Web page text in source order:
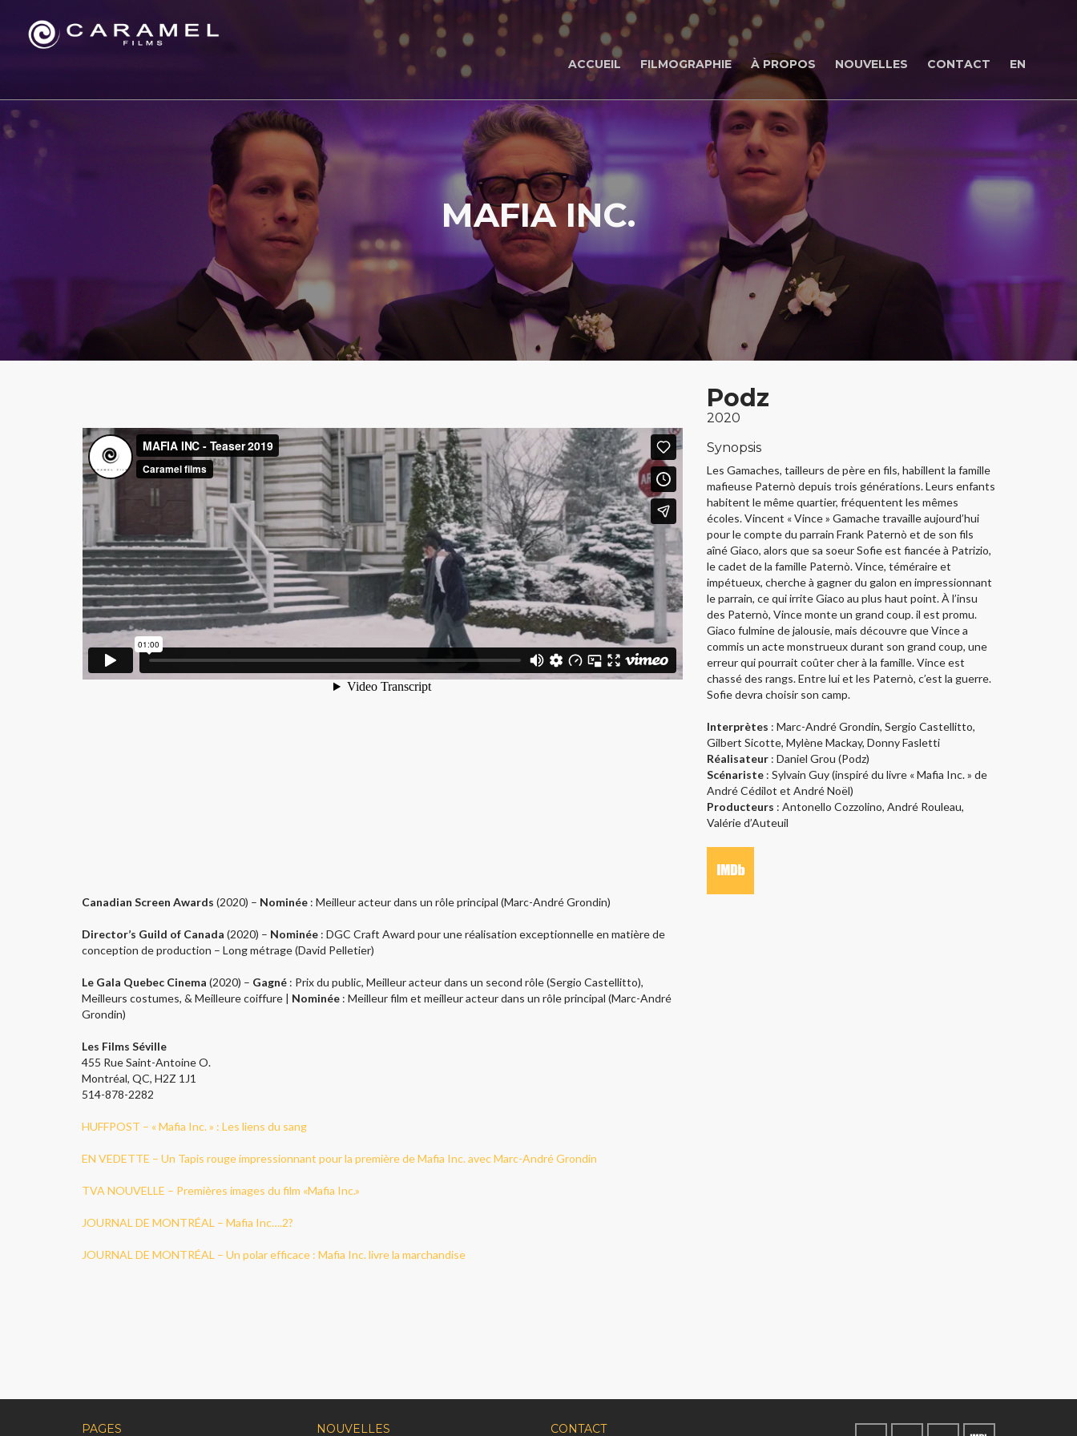
ACCUEIL FILMOGRAPHIE À PROPOS NOUVELLES CONTACT EN
MAFIA INC.
Podz
2020
Synopsis
Les Gamaches, tailleurs de père en fils, habillent la famille
mafieuse Paternò depuis trois générations. Leurs enfants
habitent le même quartier, fréquentent les mêmes
écoles. Vincent « Vince » Gamache travaille aujourd’hui
pour le compte du parrain Frank Paternò et de son fils
aîné Giaco, alors que sa soeur Sofie est fiancée à Patrizio,
le cadet de la famille Paternò. Vince, téméraire et
impétueux, cherche à gagner du galon en impressionnant
le parrain, ce qui irrite Giaco au plus haut point. À l’insu
des Paternò, Vince monte un grand coup. il est promu.
Giaco fulmine de jalousie, mais découvre que Vince a
commis un acte monstrueux durant son grand coup, une
erreur qui pourrait coûter cher à la famille. Vince est
chassé des rangs. Entre lui et les Paternò, c’est la guerre.
Sofie devra choisir son camp.
Interprètes : Marc-André Grondin, Sergio Castellitto,
Gilbert Sicotte, Mylène Mackay, Donny Fasletti
Réalisateur : Daniel Grou (Podz)
Scénariste : Sylvain Guy (inspiré du livre « Mafia Inc. » de
André Cédilot et André Noël)
Producteurs : Antonello Cozzolino, André Rouleau,
Valérie d’Auteuil
Canadian Screen Awards (2020) – Nominée : Meilleur acteur dans un rôle principal (Marc-André Grondin)
Director’s Guild of Canada (2020) – Nominée : DGC Craft Award pour une réalisation exceptionnelle en matière de
conception de production – Long métrage (David Pelletier)
Le Gala Quebec Cinema (2020) – Gagné : Prix ​​du public, Meilleur acteur dans un second rôle (Sergio Castellitto),
Meilleurs costumes, & Meilleure coiffure | Nominée : Meilleur film et meilleur acteur dans un rôle principal (Marc-André
Grondin)
Les Films Séville
455 Rue Saint-Antoine O.
Montréal, QC, H2Z 1J1
514-878-2282
HUFFPOST – « Mafia Inc. » : Les liens du sang
EN VEDETTE – Un Tapis rouge impressionnant pour la première de Mafia Inc. avec Marc-André Grondin
TVA NOUVELLE – Premières images du film «Mafia Inc.»
JOURNAL DE MONTRÉAL – Mafia Inc….2?
JOURNAL DE MONTRÉAL – Un polar efficace : Mafia Inc. livre la marchandise
PAGES NOUVELLES CONTACT